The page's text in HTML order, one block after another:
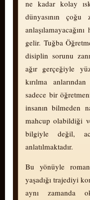
ne kadar kolay
dünyasının çoğu
gelir. Tuğba
disiplin sorunu
ağır gerçeğiyle
kırılma
sadece bir
insanın bilmeden
mahcup olabildiği
bilgiyle değil,
anlatılmaktadır.
Bu yönüyle
yaşadığı trajediyi
aynı zamanda